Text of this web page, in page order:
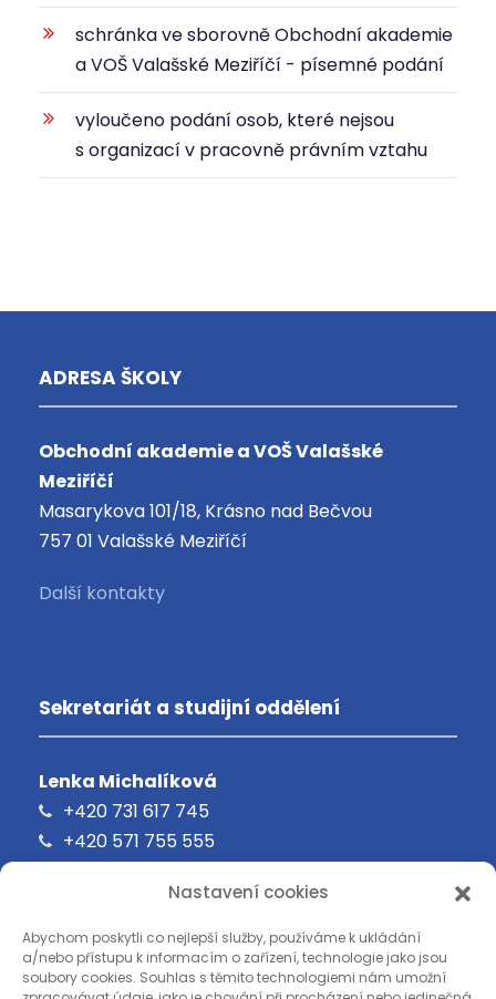
Nastavení cookies
Abychom poskytli co nejlepší služby, používáme k ukládání
a/nebo přístupu k informacím o zařízení, technologie jako jsou
soubory cookies. Souhlas s těmito technologiemi nám umožní
schránka ve sborovně Obchodní akademie
a VOŠ Valašské Meziříčí - písemné podání
vyloučeno podání osob, které nejsou
s organizací v pracovně právním vztahu
ADRESA ŠKOLY
Obchodní akademie a VOŠ Valašské
Meziříčí
Masarykova 101/18, Krásno nad Bečvou
757 01 Valašské Meziříčí
Další kontakty
Sekretariát a studijní oddělení
Lenka Michalíková
+420 731 617 745
+420 571 755 555